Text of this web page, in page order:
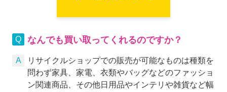
なんでも買い取ってくれるのですか？
リサイクルショップでの販売が可能なものは種類を
問わず家具、家電、衣類やバッグなどのファッショ
ン関連商品、その他日用品やインテリや雑貨など幅